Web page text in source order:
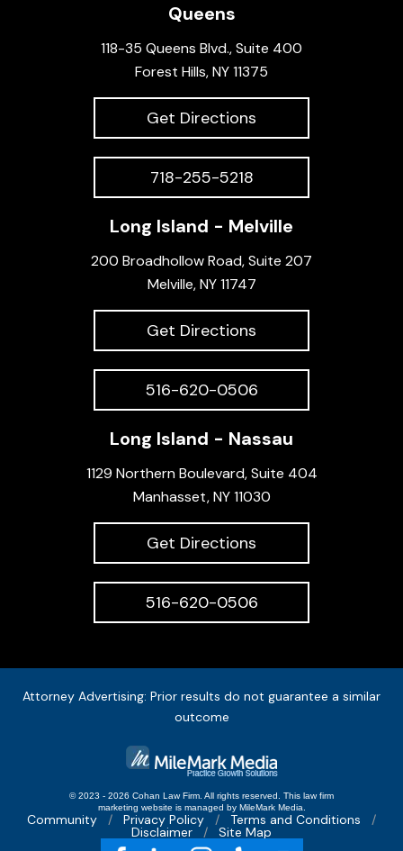
Queens
118-35 Queens Blvd., Suite 400
Forest Hills, NY 11375
Get Directions
718-255-5218
Long Island - Melville
200 Broadhollow Road, Suite 207
Melville, NY 11747
Get Directions
516-620-0506
Long Island - Nassau
1129 Northern Boulevard, Suite 404
Manhasset, NY 11030
Get Directions
516-620-0506
Attorney Advertising: Prior results do not guarantee a similar
outcome
© 2023 - 2026 Cohan Law Firm. All rights reserved. This law firm
marketing website is managed by MileMark Media.
Community Privacy Policy Terms and Conditions
Disclaimer Site Map